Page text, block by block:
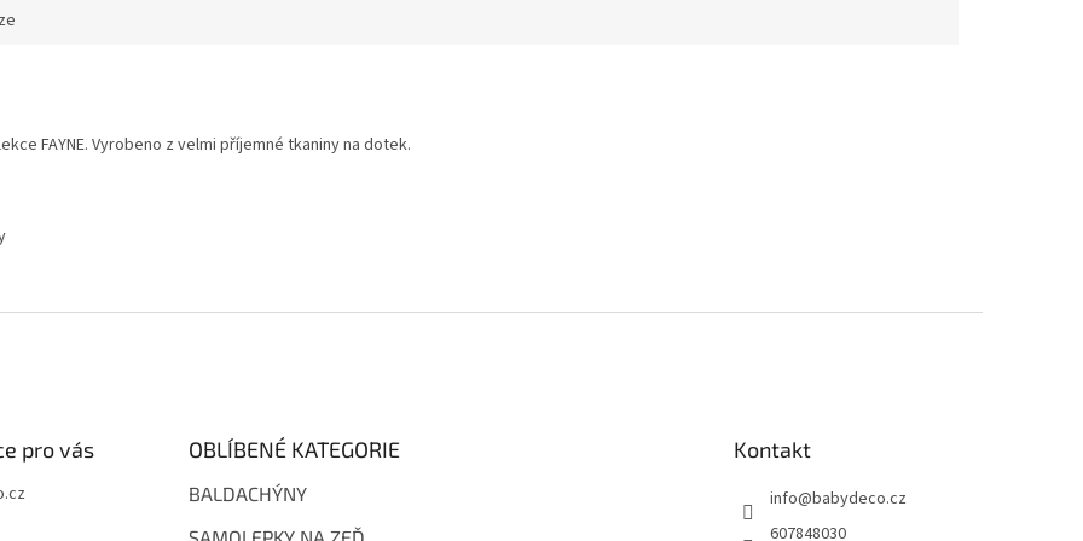
FAYNE. Vyrobeno z velmi příjemné tkaniny na dotek.
pro vás OBLÍBENÉ KATEGORIE
BALDACHÝNY
Kontakt
info@babydeco.cz
607848030